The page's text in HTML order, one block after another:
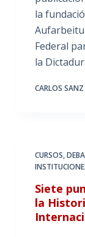
la
Federal
la
CARLOS
CURSOS,
Siete
la